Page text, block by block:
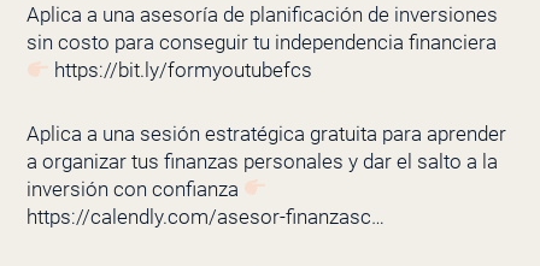
Aplica a una asesoría de planificación de inversiones
sin costo para conseguir tu independencia financiera
https://bit.ly/formyoutubefcs
Aplica a una sesión estratégica gratuita para aprender
a organizar tus finanzas personales y dar el salto a la
inversión con confianza
https://calendly.com/asesor-finanzasc…